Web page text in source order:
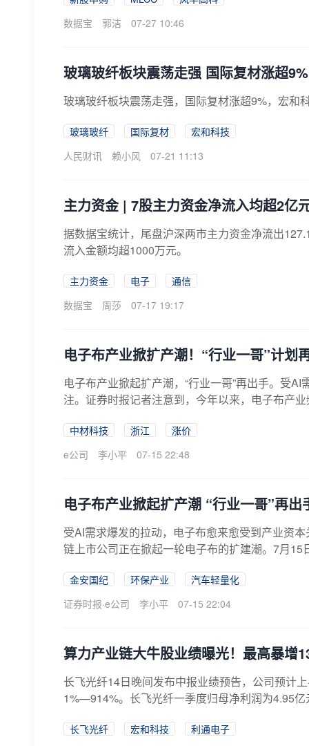
数据宝
郭洁 07-27 10:46
玻璃玻纤板块震荡走强 国际复材涨超9%
玻璃玻纤板块震荡走强，国际复材涨超9%，宏和
玻璃玻纤 国际复材
宏和科技
人民财讯
赖小风 07-21 11:13
主力资金 | 7股主力资金净流入均超2亿
据数据宝统计，尾盘沪深两市主力资金净流出
流入金额均超1000万元。
主力资金 电子
通信
数据宝
周莎 07-17 19:17
电子布产业掀扩产潮！“行业一哥”计划
电子布产业掀起扩产潮，“行业一哥”再出手。受
注。证券时报记者注意到，今年以来，电子布产
中材科技 浙江
涨价
e公司
李小平 07-15 22:48
电子布产业掀起扩产潮 “行业一哥”再出
受AI需求爆发的拉动，电子布愈来愈受到产业资
链上市公司正在掀起一轮电子布的扩建潮。7月15
金安国纪 环保产业
汽车轻量化
证券时报·e公司
李小平 07-15 22:04
算力产业链大牛股业绩曝光！最高暴增
长飞光纤14日晚间发布中报业绩预告，公司预计
1%—914%。长飞光纤一季度归母净利润为4.95
长飞光纤 宏和科技
利通电子